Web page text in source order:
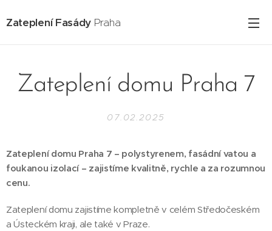
Zateplení Fasády Praha
Zateplení domu Praha 7
07.02.2025
Zateplení domu Praha 7 – polystyrenem, fasádní vatou a
foukanou izolací – zajistíme kvalitně, rychle a za rozumnou
cenu.
Zateplení domu zajistíme kompletně v celém Středočeském
a Ústeckém kraji, ale také v Praze.